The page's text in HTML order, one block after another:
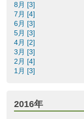
8月 [3]
7月 [4]
6月 [3]
5月 [3]
4月 [2]
3月 [3]
2月 [4]
1月 [3]
2016年